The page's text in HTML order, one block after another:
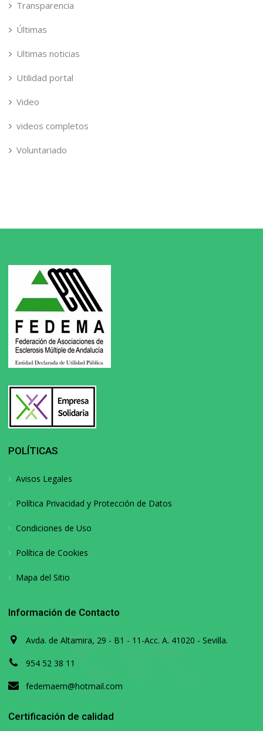
Transparencia
Últimas
Ultimas noticias
Utilidad portal
Video
videos completos
Voluntariado
POLÍTICAS
Avisos Legales
Política Privacidad y Protección de Datos
Condiciones de Uso
Política de Cookies
Mapa del Sitio
Información de Contacto
Avda. de Altamira, 29 - B1 - 11-Acc. A. 41020 - Sevilla.
954 52 38 11
fedemaem@hotmail.com
Certificación de calidad